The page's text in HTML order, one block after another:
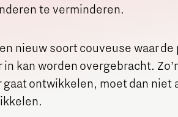
te verminderen.
nieuw soort couveuse waar
kan worden overgebracht.
ontwikkelen, moet dan niet